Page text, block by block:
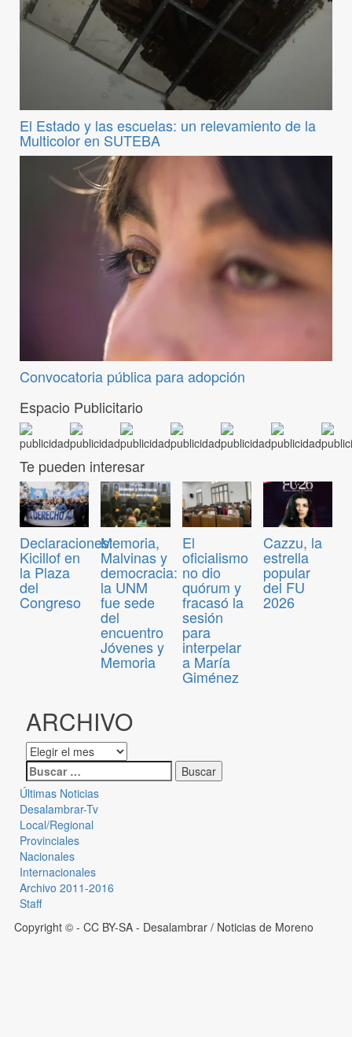
El Estado y las escuelas: un relevamiento de la
Multicolor en SUTEBA
Convocatoria pública para adopción
Espacio Publicitario
Te pueden interesar
Declaraciones:
Kicillof en
la Plaza
del
Congreso
Memoria,
Malvinas y
democracia:
la UNM
fue sede
del
encuentro
Jóvenes y
Memoria
El
oficialismo
no dio
quórum y
fracasó la
sesión
para
interpelar
a María
Giménez
Cazzu, la
estrella
popular
del FU
2026
ARCHIVO
Últimas Noticias
Desalambrar-Tv
Local/Regional
Provinciales
Nacionales
Internacionales
Archivo 2011-2016
Staff
Copyright © - CC BY-SA - Desalambrar / Noticias de Moreno